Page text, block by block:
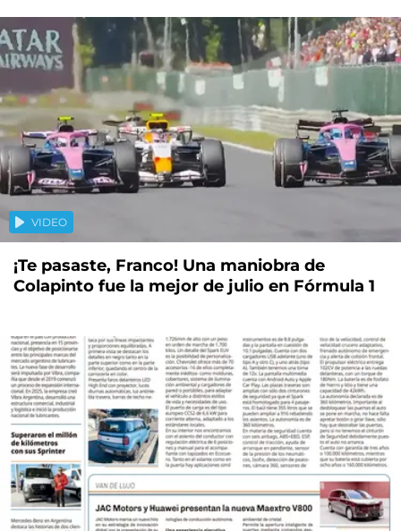
VIDEO
¡Te pasaste, Franco! Una maniobra de
Colapinto fue la mejor de julio en Fórmula 1